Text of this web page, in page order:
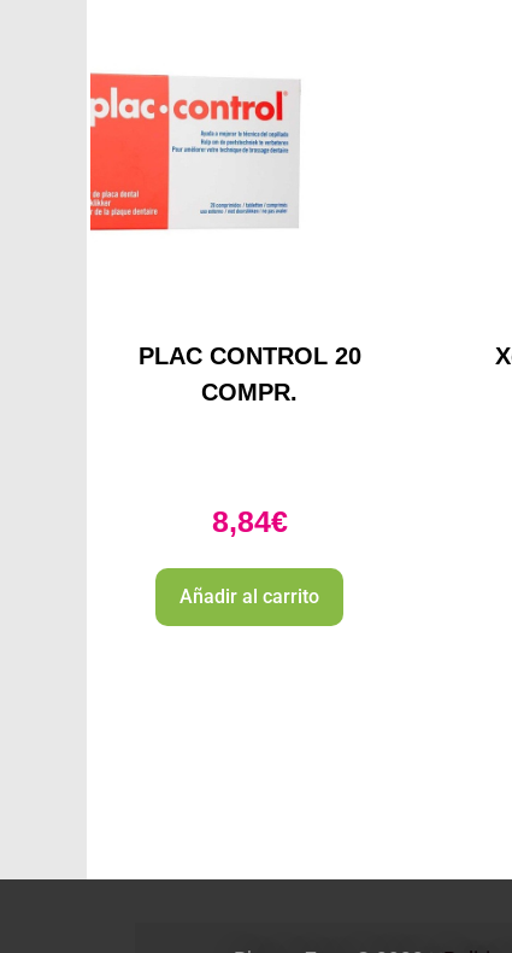
PLAC CONTROL 20
COMPR.
8,84€
Añadir al carrito